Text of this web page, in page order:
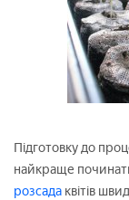
Підготовку до
найкраще
розсада квітів